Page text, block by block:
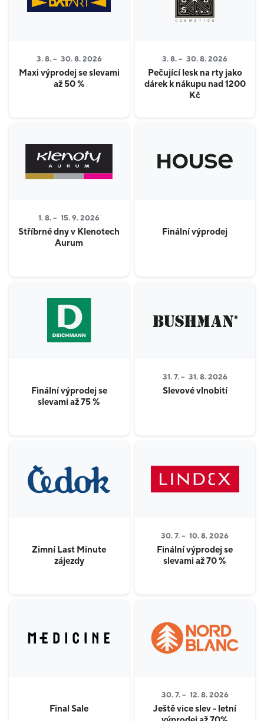
3. 8. – 30. 8. 2026
Maxi výprodej se slevami
až 50 %
3. 8. – 30. 8. 2026
Pečující lesk na rty jako
dárek k nákupu nad 1200
Kč
1. 8. – 15. 9. 2026
Stříbrné dny v Klenotech
Aurum
Finální výprodej
Finální výprodej se
slevami až 75 %
31. 7. – 31. 8. 2026
Slevové vlnobití
Zimní Last Minute
zájezdy
30. 7. – 10. 8. 2026
Finální výprodej se
slevami až 70 %
Final Sale
30. 7. – 12. 8. 2026
Ještě vice slev - letní